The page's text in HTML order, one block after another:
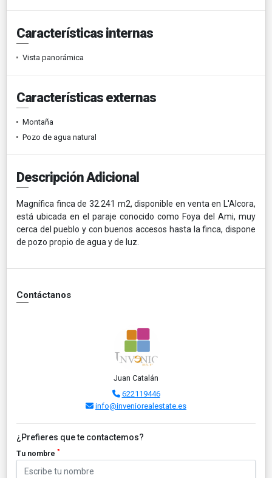
Características internas
Vista panorámica
Características externas
Montaña
Pozo de agua natural
Descripción Adicional
Magnífica finca de 32.241 m2, disponible en venta en L'Alcora,
está ubicada en el paraje conocido como Foya del Ami, muy
cerca del pueblo y con buenos accesos hasta la finca, dispone
de pozo propio de agua y de luz.
Contáctanos
Juan Catalán
622119446
info@inveniorealestate.es
¿Prefieres que te contactemos?
Tu nombre *